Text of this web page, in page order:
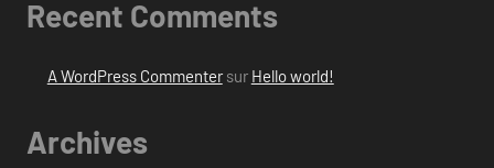
Recent Comments
A WordPress Commentersur Hello world!
Archives